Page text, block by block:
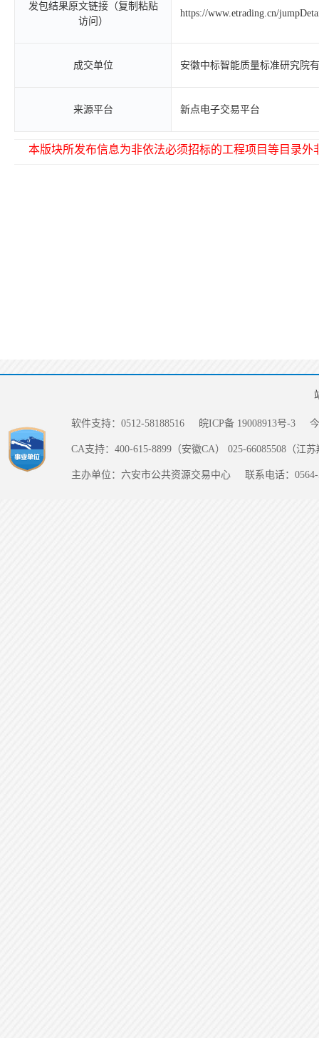
发包结果原文链接（复制粘贴
访问）
https://www.etrading.cn/
成交单位 安徽中标智能质量标准研究院
来源平台 新点电子交易平台
本版块所发布信息为非依法必须招标的工程项目等目录
软件支持：0512-58188516 皖ICP备 19008913号-3
CA支持：400-615-8899（安徽CA） 025-66085508（江
主办单位：六安市公共资源交易中心 联系电话：0564-